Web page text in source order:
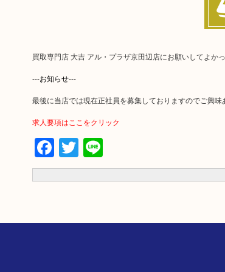
買取専門店 大吉 アル・プラザ京田辺店にお願いしてよか
---お知らせ---
最後に当店では現在正社員を募集しておりますのでご興味
求人要項はここをクリック
Facebook
Twitter
Line